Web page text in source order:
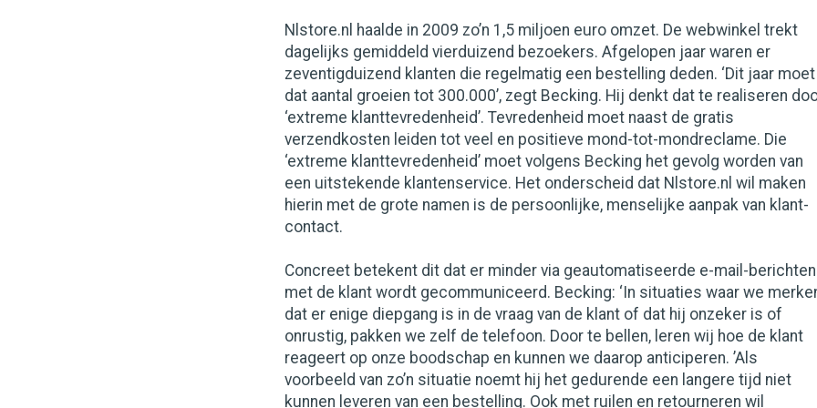
Nlstore.nl haalde in 2009 zo’n 1,5 miljoen euro omzet. De webwinkel trekt
dagelijks gemiddeld vierduizend bezoekers. Afgelopen jaar waren er
zeventigduizend klanten die regelmatig een bestelling deden. ‘Dit jaar moet
dat aantal groeien tot 300.000’, zegt Becking. Hij denkt dat te realiseren
‘extreme klanttevredenheid’. Tevredenheid moet naast de gratis
verzendkosten leiden tot veel en positieve mond-tot-mondreclame. Die
‘extreme klanttevredenheid’ moet volgens Becking het gevolg worden van
een uitstekende klantenservice. Het onderscheid dat Nlstore.nl wil maken
hierin met de grote namen is de persoonlijke, menselijke aanpak van klant-
contact.
Concreet betekent dit dat er minder via geautomatiseerde e-mail-berichten
met de klant wordt gecommuniceerd. Becking: ‘In situaties waar we
dat er enige diepgang is in de vraag van de klant of dat hij onzeker is of
onrustig, pakken we zelf de telefoon. Door te bellen, leren wij hoe de klant
reageert op onze boodschap en kunnen we daarop anticiperen. ’Als
voorbeeld van zo’n situatie noemt hij het gedurende een langere tijd niet
kunnen leveren van een bestelling. Ook met ruilen en retourneren wil